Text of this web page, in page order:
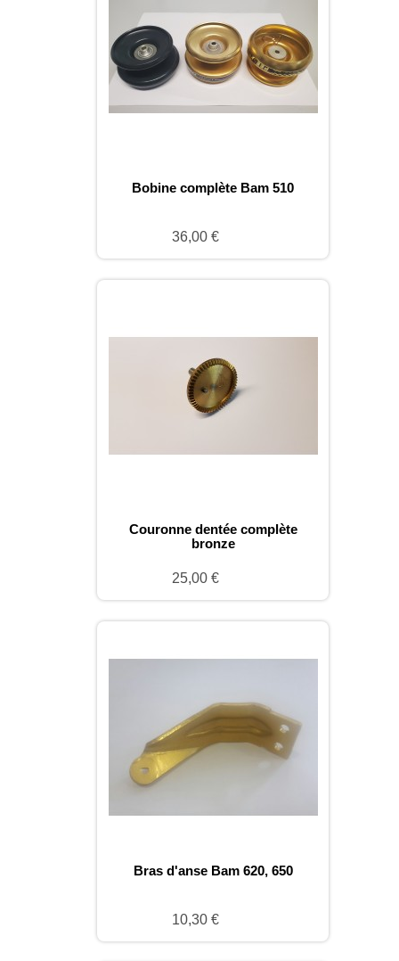
Bobine complète Bam 510
36,00 €
Couronne dentée complète
bronze
25,00 €
Bras d'anse Bam 620, 650
10,30 €